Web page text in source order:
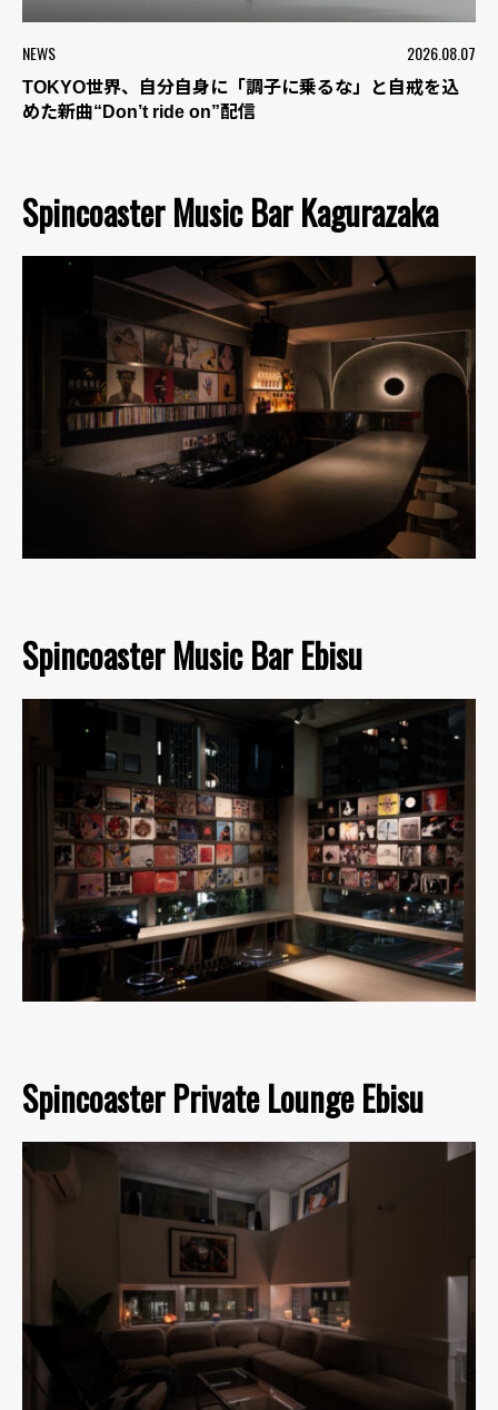
NEWS 2026.08.07
TOKYO世界、自分自身に「調子に乗るな」と自戒を込
めた新曲“Don’t ride on”配信
Spincoaster Music Bar Kagurazaka
Spincoaster Music Bar Ebisu
Spincoaster Private Lounge Ebisu